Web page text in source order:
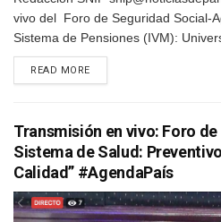
vivo del Foro de Seguridad Social-
Sistema de Pensiones (IVM):
READ MOREDETAILS
Transmisión en vivo: Foro de
Sistema de Salud:
Calidad” #AgendaPaís